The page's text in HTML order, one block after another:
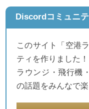
Discordコミュニ
このサイト「空港
ティを作りました！
ラウンジ・飛行機
の話題をみんなで楽